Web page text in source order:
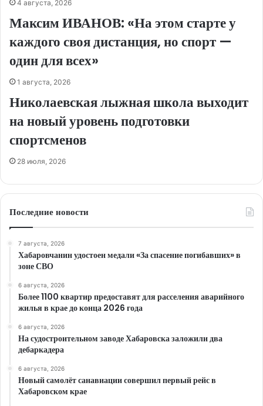
4 августа, 2026
Максим ИВАНОВ: «На этом старте у
каждого своя дистанция, но спорт —
один для всех»
1 августа, 2026
Николаевская лыжная школа выходит
на новый уровень подготовки
спортсменов
28 июля, 2026
Последние новости
7 августа, 2026
Хабаровчанин удостоен медали «За спасение погибавших» в
зоне СВО
6 августа, 2026
Более 1100 квартир предоставят для расселения аварийного
жилья в крае до конца 2026 года
6 августа, 2026
На судостроительном заводе Хабаровска заложили два
дебаркадера
6 августа, 2026
Новый самолёт санавиации совершил первый рейс в
Хабаровском крае